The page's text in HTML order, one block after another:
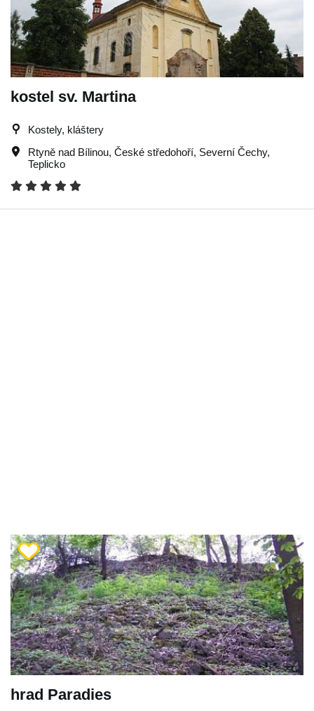
kostel sv. Martina
Kostely, kláštery
Rtyně nad Bílinou, České středohoří, Severní Čechy,
Teplicko
hrad Paradies